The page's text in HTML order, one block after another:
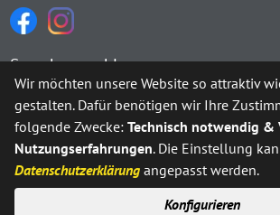
Sprachauswahl
Möchten Sie vonGoogle Translate
Ja Immer
Wir möchten unsere Website so attraktiv
gestalten. Dafür benötigen wir Ihre
folgende Zwecke:Technisch notwendig &
Nutzungserfahrungen. Die Einstellung
Datenschutzerklärung angepasst werden.
Konfigurieren